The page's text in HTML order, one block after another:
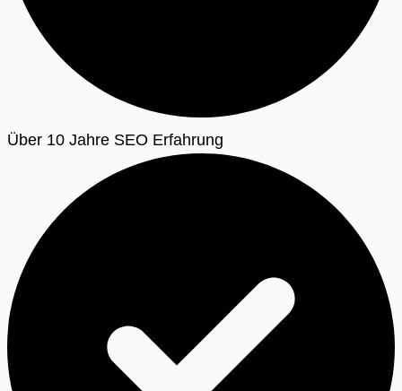
Über 10 Jahre SEO Erfahrung